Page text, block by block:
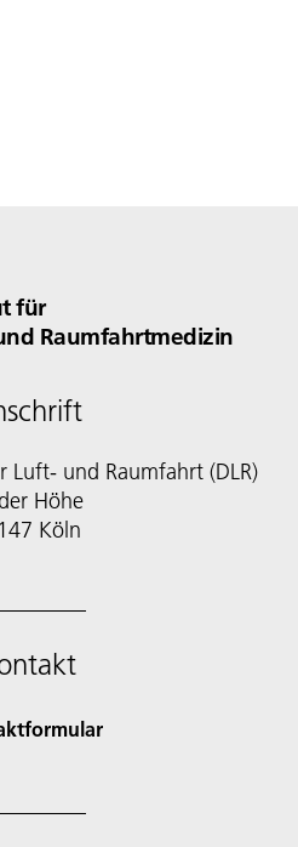
für
Raumfahrtmedizin
Luft- und Raumfahrt (DLR)
Höhe
Köln